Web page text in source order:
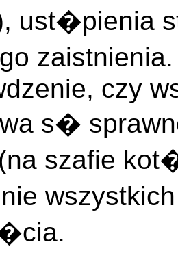
ust�pienia
czy
s�
szafie
wszystkich